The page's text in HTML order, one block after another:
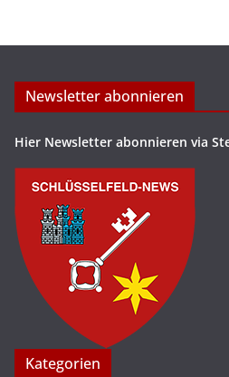
Newsletter abonnieren
Hier Newsletter abonnieren via
Kategorien